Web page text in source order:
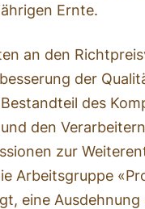
Ernte.
an den
der
des
den
zur
Arbeitsgruppe
eine